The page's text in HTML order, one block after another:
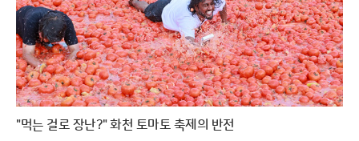
"먹는 걸로 장난?" 화천 토마토 축제의 반전